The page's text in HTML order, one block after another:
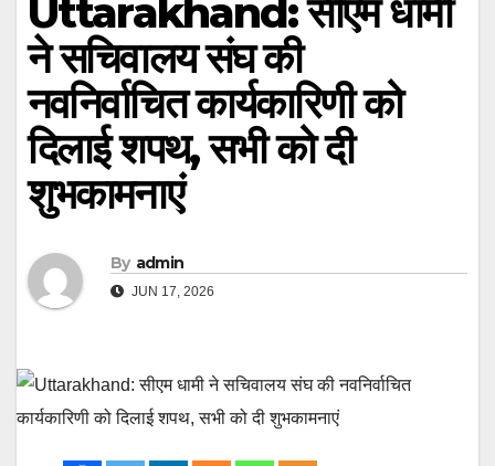
Uttarakhand: सीएम धामी
ने सचिवालय संघ की
नवनिर्वाचित कार्यकारिणी को
दिलाई शपथ, सभी को दी
शुभकामनाएं
By admin
JUN 17, 2026